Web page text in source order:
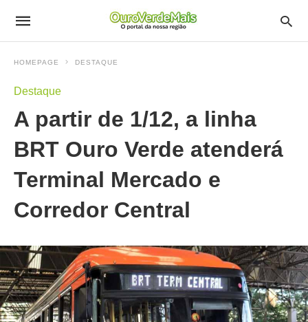
HOMEPAGE DESTAQUE
Destaque
A partir de 1/12, a linha
BRT Ouro Verde atenderá
Terminal Mercado e
Corredor Central